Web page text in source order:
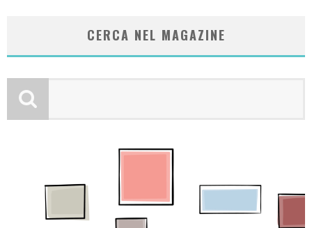
CERCA NEL MAGAZINE